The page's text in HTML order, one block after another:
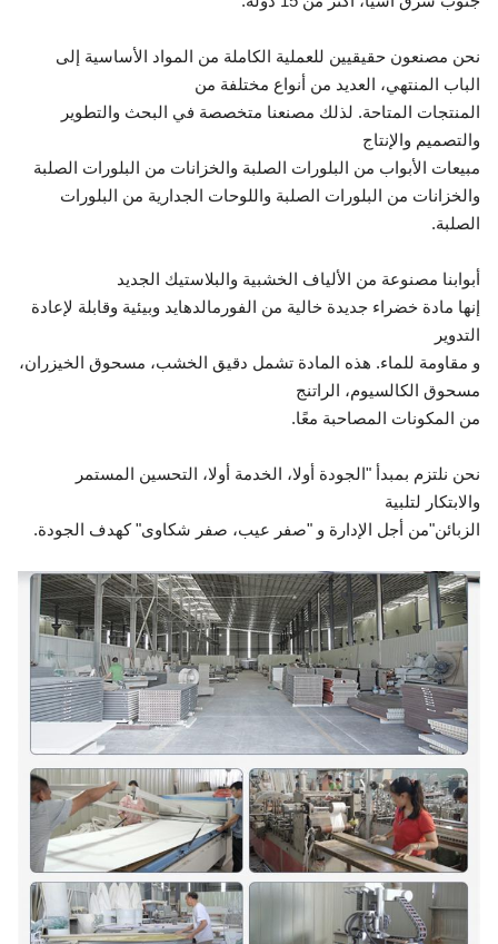
نحن مصنعون حقيقيين للعملية الكاملة من المواد الأساسية إلى
الباب المنتهي، العديد من أنواع مختلفة من
المنتجات المتاحة. لذلك مصنعنا متخصصة في البحث والتطوير
والتصميم والإنتاج
مبيعات الأبواب من البلورات الصلبة والخزانات من البلورات الصلبة
والخزانات من البلورات الصلبة واللوحات الجدارية من البلورات
الصلبة.
أبوابنا مصنوعة من الألياف الخشبية والبلاستيك الجديد
إنها مادة خضراء جديدة خالية من الفورمالدهايد وبيئية وقابلة لإعادة
التدوير
و مقاومة للماء. هذه المادة تشمل دقيق الخشب، مسحوق الخيزران،
مسحوق الكالسيوم، الراتنج
من المكونات المصاحبة معًا.
نحن نلتزم بمبدأ "الجودة أولا، الخدمة أولا، التحسين المستمر
والابتكار لتلبية
الزبائن"من أجل الإدارة و "صفر عيب، صفر شكاوى" كهدف الجودة.